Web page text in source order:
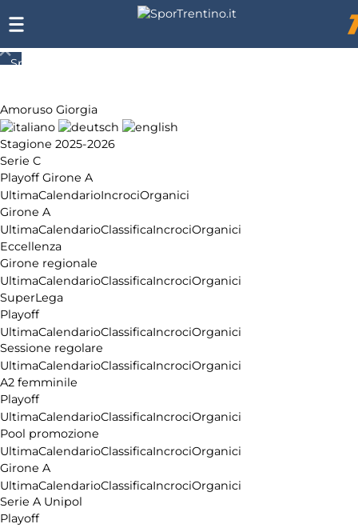
Amoruso Giorgia
Stagione 2025-2026
Serie C
Playoff Girone A
UltimaCalendarioIncrociOrganici
Girone A
UltimaCalendarioClassificaIncrociOrganici
Eccellenza
Girone regionale
UltimaCalendarioClassificaIncrociOrganici
SuperLega
Playoff
UltimaCalendarioClassificaIncrociOrganici
Sessione regolare
UltimaCalendarioClassificaIncrociOrganici
A2 femminile
Playoff
UltimaCalendarioClassificaIncrociOrganici
Pool promozione
UltimaCalendarioClassificaIncrociOrganici
Girone A
UltimaCalendarioClassificaIncrociOrganici
Serie A Unipol
Playoff
SporTrentino.it
Affiliazione
Pubblicità